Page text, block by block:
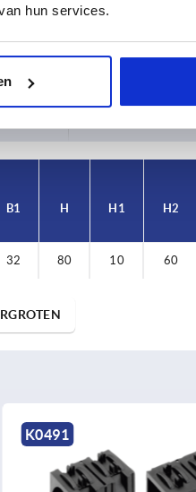
hun services.
1-3 dagen
B1 H H1 H2
32 80 10 60
K0492